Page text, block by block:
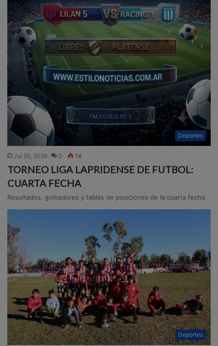
Deportes
Jul 26, 2026 0 14
TORNEO LIGA LAPRIDENSE DE FUTBOL:
CUARTA FECHA
Resultados, goleadores y tablas de posiciones de la cuarta fecha
Deportes